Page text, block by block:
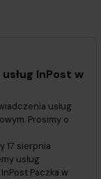
InPost w
usług
Prosimy o
17 sierpnia
usług
Paczka w